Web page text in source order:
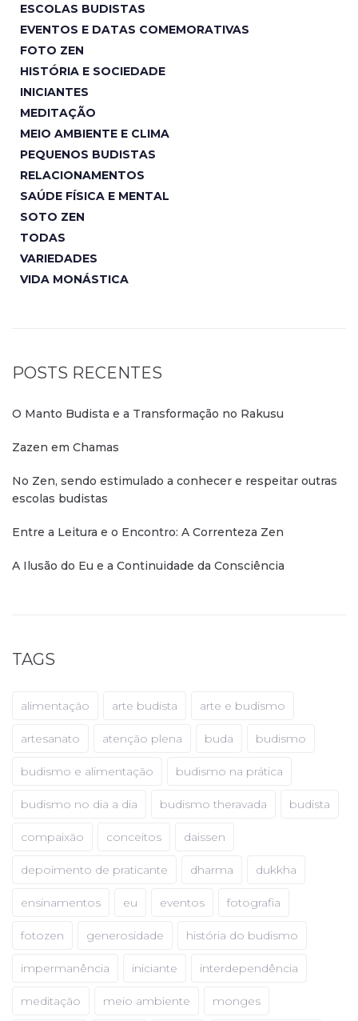
ESCOLAS BUDISTAS
EVENTOS E DATAS COMEMORATIVAS
FOTO ZEN
HISTÓRIA E SOCIEDADE
INICIANTES
MEDITAÇÃO
MEIO AMBIENTE E CLIMA
PEQUENOS BUDISTAS
RELACIONAMENTOS
SAÚDE FÍSICA E MENTAL
SOTO ZEN
TODAS
VARIEDADES
VIDA MONÁSTICA
POSTS RECENTES
O Manto Budista e a Transformação no Rakusu
Zazen em Chamas
No Zen, sendo estimulado a conhecer e respeitar outras
escolas budistas
Entre a Leitura e o Encontro: A Correnteza Zen
A Ilusão do Eu e a Continuidade da Consciência
TAGS
alimentação arte budista arte e budismo
artesanato atenção plena buda budismo
budismo e alimentação budismo na prática
budismo no dia a dia budismo theravada budista
compaixão conceitos daissen
depoimento de praticante dharma dukkha
ensinamentos eu eventos fotografia
fotozen generosidade história do budismo
impermanência iniciante interdependência
meditação meio ambiente monges